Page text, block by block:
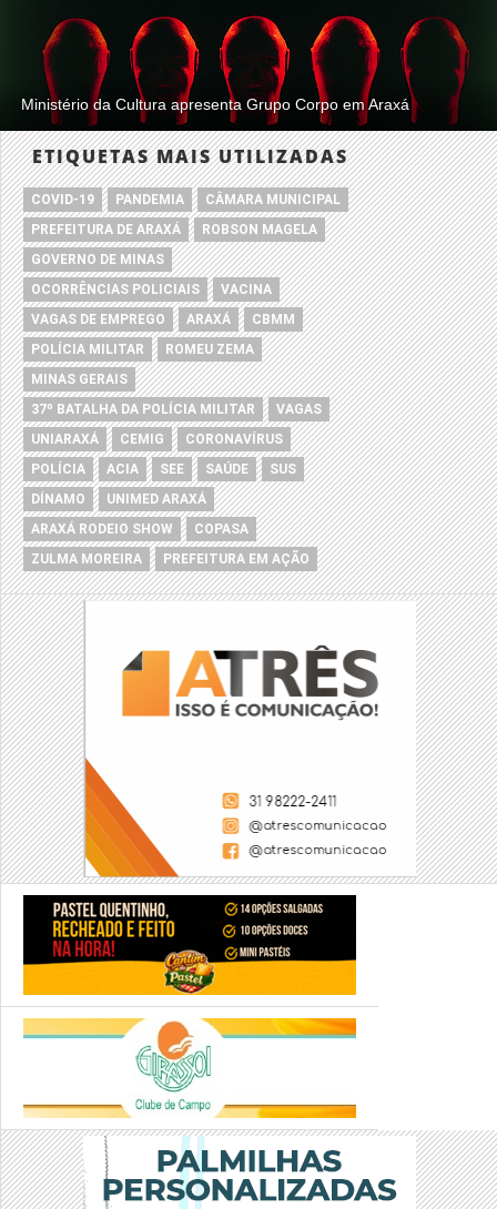
Ministério da Cultura apresenta Grupo Corpo em Araxá
ETIQUETAS MAIS UTILIZADAS
COVID-19 PANDEMIA
CÂMARA MUNICIPAL
PREFEITURA DE ARAXÁ
ROBSON MAGELA
GOVERNO DE MINAS
OCORRÊNCIAS POLICIAIS
VACINA
VAGAS DE EMPREGO
ARAXÁ
CBMM
POLÍCIA MILITAR
ROMEU ZEMA
MINAS GERAIS
37º BATALHA DA POLÍCIA MILITAR
VAGAS
UNIARAXÁ
CEMIG
CORONAVÍRUS
POLÍCIA
ACIA SEE SAÚDE
SUS
DÍNAMO
UNIMED ARAXÁ
ARAXÁ RODEIO SHOW
COPASA
ZULMA MOREIRA
PREFEITURA EM AÇÃO